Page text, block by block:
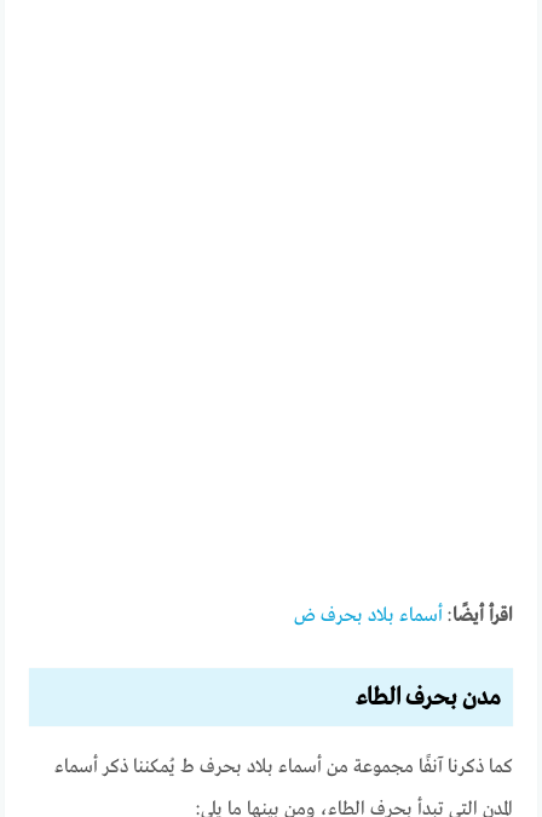
اقرأ أيضًا: أسماء بلاد بحرف ض
مدن بحرف الطاء
كما ذكرنا آنفًا مجموعة من أسماء بلاد بحرف ط يُمكننا ذكر أسماء
المدن التي تبدأ بحرف الطاء، ومن بينها ما يلي: